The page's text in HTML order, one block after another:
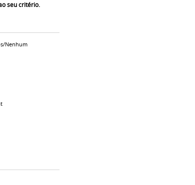
seu critério.
Nenhum